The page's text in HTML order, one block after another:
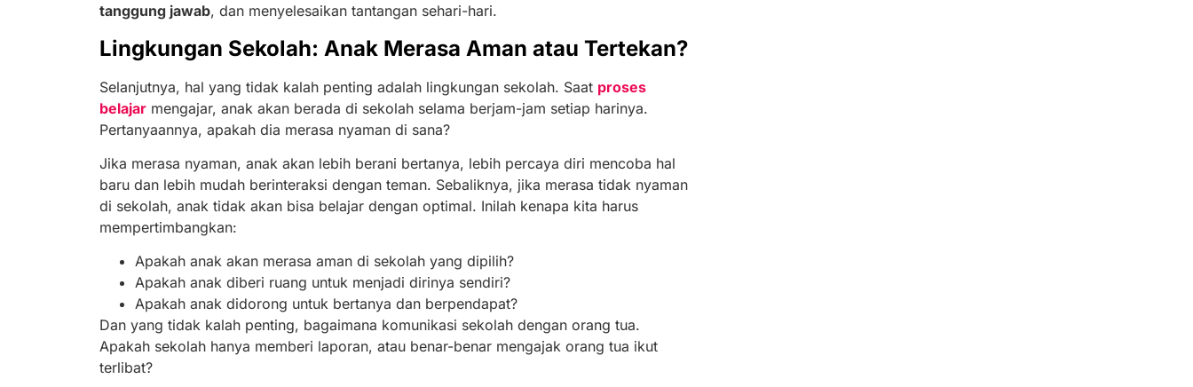
tanggung jawab, dan menyelesaikan tantangan sehari-hari.
Lingkungan Sekolah: Anak Merasa Aman atau Tertekan?
Selanjutnya, hal yang tidak kalah penting adalah lingkungan sekolah. Saat proses
belajar mengajar, anak akan berada di sekolah selama berjam-jam setiap harinya.
Pertanyaannya, apakah dia merasa nyaman di sana?
Jika merasa nyaman, anak akan lebih berani bertanya, lebih percaya diri mencoba hal
baru dan lebih mudah berinteraksi dengan teman. Sebaliknya, jika merasa tidak nyaman
di sekolah, anak tidak akan bisa belajar dengan optimal. Inilah kenapa kita harus
mempertimbangkan:
Apakah anak akan merasa aman di sekolah yang dipilih?
Apakah anak diberi ruang untuk menjadi dirinya sendiri?
Apakah anak didorong untuk bertanya dan berpendapat?
Dan yang tidak kalah penting, bagaimana komunikasi sekolah dengan orang tua.
Apakah sekolah hanya memberi laporan, atau benar-benar mengajak orang tua ikut
terlibat?